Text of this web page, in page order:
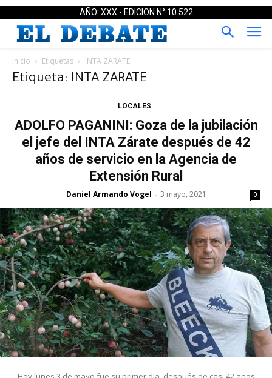
AÑO: XXX - EDICION N°:10.522
Inicio Etiquetas INTA ZARATE
Etiqueta: INTA ZARATE
LOCALES
ADOLFO PAGANINI: Goza de la jubilación
el jefe del INTA Zárate después de 42
años de servicio en la Agencia de
Extensión Rural
Daniel Armando Vogel - 3 mayo, 2021 0